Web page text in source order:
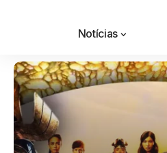
Notícias